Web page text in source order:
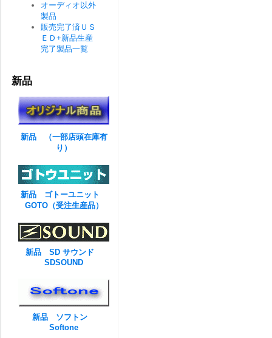
オーディオ以外
製品
販売完了済ＵＳ
ＥＤ+新品生産
完了製品一覧
新品
新品 （一部店頭在庫有
り）
新品 ゴトーユニット
GOTO（受注生産品）
新品 SD サウンド
SDSOUND
新品 ソフトン
Softone